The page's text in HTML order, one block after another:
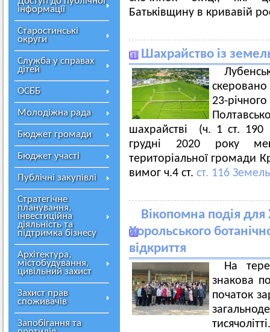
інформації
Старостинські
округи
Служба у справах
дітей
ОСББ
Молодіжна рада
Бюджет громади
Бюджет участі
Публічні закупівлі
Стратегічне
планування,
інвестиційна
діяльність та
підтримка бізнесу
Архітектура,
містобудування,
цивільний захист
Захист прав
споживачів
Запобігання та
Батьківщину в кривавій
Шахрайство із
23-
шахрайстві (ч. 1 ст.
грудні 2020 року
територіальної громади
вимог ч.4 ст. ст. 116
Вікопомна подія
Хорольського
відкриття
На
знакова
початок